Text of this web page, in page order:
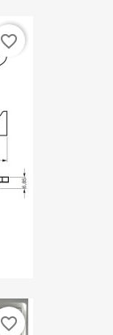
favorite_border
favorite_border